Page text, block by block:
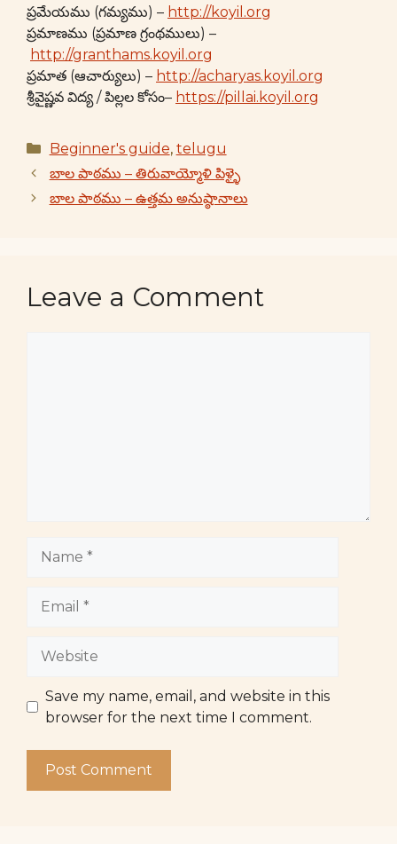
ప్రమేయము (గమ్యము) – http://koyil.org
ప్రమాణము (ప్రమాణ గ్రంథములు) –
http://granthams.koyil.org
ప్రమాత (ఆచార్యులు) – http://acharyas.koyil.org
శ్రీవైష్ణవ విద్య / పిల్లల కోసం– https://pillai.koyil.org
Categories
Beginner's guide, telugu
బాల పాఠము – తిరువాయ్మోళి పిళ్ళై
బాల పాఠము – ఉత్తమ అనుష్ఠానాలు
Leave a Comment
Website
Save my name, email, and website in this
browser for the next time I comment.